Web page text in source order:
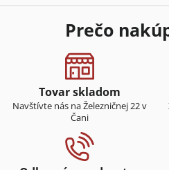
Prečo
Tovar skladom
Navštívte nás na Železničnej 22 v
Čani